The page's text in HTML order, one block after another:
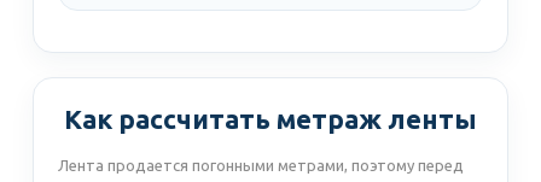
Как рассчитать метраж ленты
Лента продается погонными метрами, поэтому перед